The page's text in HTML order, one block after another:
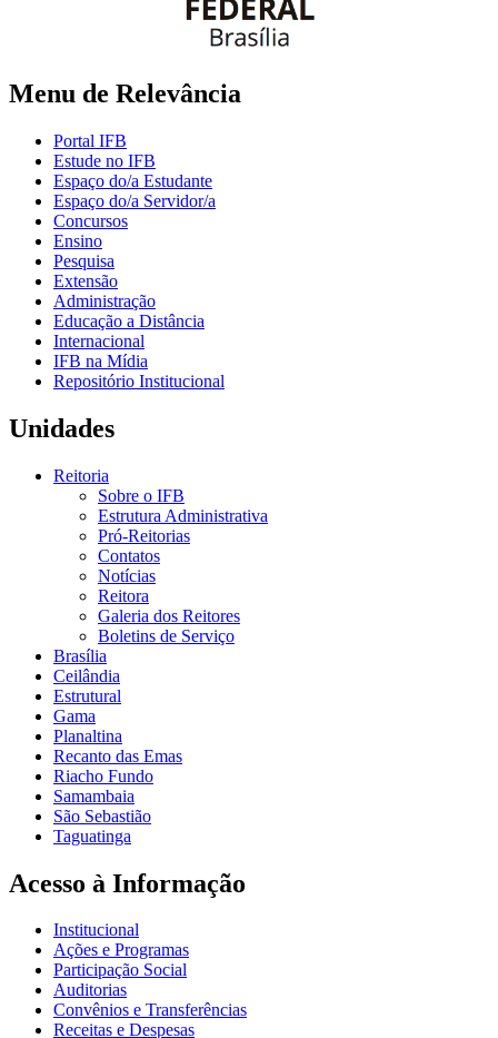
Menu de Relevância
Portal IFB
Estude no IFB
Espaço do/a Estudante
Espaço do/a Servidor/a
Concursos
Ensino
Pesquisa
Extensão
Administração
Educação a Distância
Internacional
IFB na Mídia
Repositório Institucional
Unidades
Reitoria
Sobre o IFB
Estrutura Administrativa
Pró-Reitorias
Contatos
Notícias
Reitora
Galeria dos Reitores
Boletins de Serviço
Brasília
Ceilândia
Estrutural
Gama
Planaltina
Recanto das Emas
Riacho Fundo
Samambaia
São Sebastião
Taguatinga
Acesso à Informação
Institucional
Ações e Programas
Participação Social
Auditorias
Convênios e Transferências
Receitas e Despesas